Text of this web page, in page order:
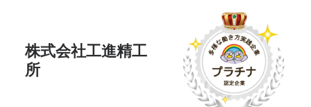
株式会社工進精工
所